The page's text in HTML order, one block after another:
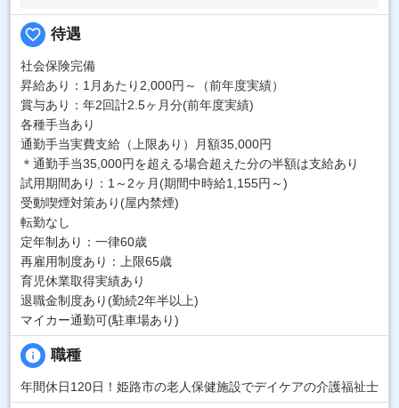
favorite_border 待遇
社会保険完備
昇給あり：1月あたり2,000円～（前年度実績）
賞与あり：年2回計2.5ヶ月分(前年度実績)
各種手当あり
通勤手当実費支給（上限あり）月額35,000円
＊通勤手当35,000円を超える場合超えた分の半額は支給あり
試用期間あり：1～2ヶ月(期間中時給1,155円～)
受動喫煙対策あり(屋内禁煙)
転勤なし
定年制あり：一律60歳
再雇用制度あり：上限65歳
育児休業取得実績あり
退職金制度あり(勤続2年半以上)
マイカー通勤可(駐車場あり)
info 職種
年間休日120日！姫路市の老人保健施設でデイケアの介護福祉士